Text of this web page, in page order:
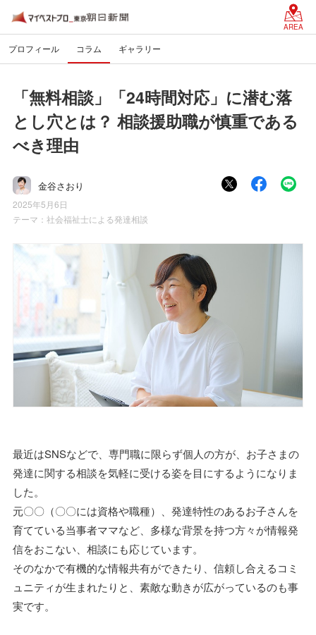
AREA
プロフィール コラム ギャラリー
「無料相談」「24時間対応」に潜む落
とし穴とは？ 相談援助職が慎重である
べき理由
金谷さおり
2025年5月6日
テーマ： 社会福祉士による発達相談
最近はSNSなどで、専門職に限らず個人の方が、お子さまの
発達に関する相談を気軽に受ける姿を目にするようになりま
した。
元〇〇（〇〇には資格や職種）、発達特性のあるお子さんを
育てている当事者ママなど、多様な背景を持つ方々が情報発
信をおこない、相談にも応じています。
そのなかで有機的な情報共有ができたり、信頼し合えるコミ
ュニティが生まれたりと、素敵な動きが広がっているのも事
実です。